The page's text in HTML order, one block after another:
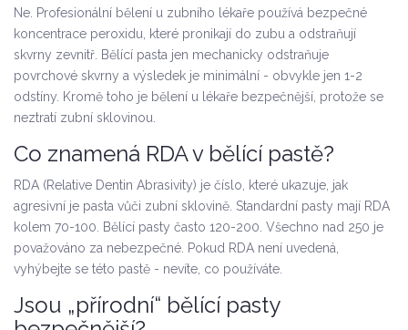
Ne. Profesionální bělení u zubního lékaře používá bezpečné
koncentrace peroxidu, které pronikají do zubu a odstraňují
skvrny zevnitř. Bělící pasta jen mechanicky odstraňuje
povrchové skvrny a výsledek je minimální - obvykle jen 1-2
odstíny. Kromě toho je bělení u lékaře bezpečnější, protože se
neztratí zubní sklovinou.
Co znamená RDA v bělící pastě?
RDA (Relative Dentin Abrasivity) je číslo, které ukazuje, jak
agresivní je pasta vůči zubní sklovině. Standardní pasty mají RDA
kolem 70-100. Bělící pasty často 120-200. Všechno nad 250 je
považováno za nebezpečné. Pokud RDA není uvedená,
vyhýbejte se této pastě - nevíte, co používáte.
Jsou „přírodní“ bělící pasty